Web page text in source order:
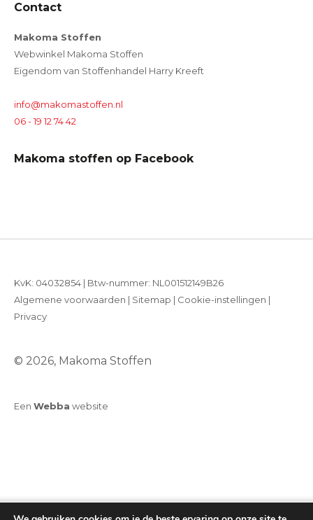
Contact
Makoma Stoffen
Webwinkel Makoma Stoffen
Eigendom van Stoffenhandel Harry Kreeft
info@makomastoffen.nl
06 - 19 12 74 42
Makoma stoffen op Facebook
© 2026, Makoma Stoffen
KvK: 04032854 | Btw-nummer: NL001512149B26
Algemene voorwaarden | Sitemap | Cookie-instellingen |
Privacy
Een Webba website